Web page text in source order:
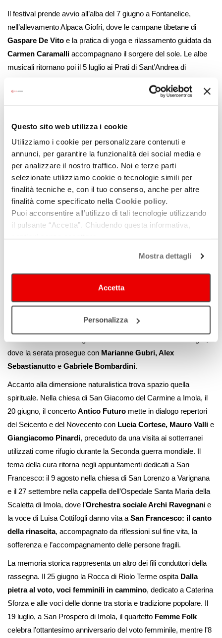
Questo sito web utilizza i cookie
Utilizziamo i cookie per personalizzare contenuti e
annunci, per garantire la funzionalità dei social media e
per analizzare il nostro traffico. Noi e terze parti
selezionate utilizziamo cookie o tecnologie simili per
finalità tecniche e, con il tuo consenso, anche per altre
finalità come specificato nella Cookie policy.
Puoi acconsentire all’utilizzo di tali tecnologie utilizzando
il pulsante “Accetta”. Chiudendo questa informativa,
Mostra dettagli
Accetta
Personalizza
Il festival prende avvio all’alba del 7 giugno a Fontanelice,
nell’allevamento Alpaca Giofri, dove le campane tibetane di
Gaspare De Vito e la pratica di yoga e rilassamento guidata da
Carmen Caramalli accompagnano il sorgere del sole. Le albe
musicali ritornano poi il 5 luglio ai Prati di Sant’Andrea di
protagoniste di un percorso che collega la tradizione medievale
violoncello diEnrico Guerzoni; e il 6 settembre lungo il
Santerno, dove l’arpa di
Qi Gong guidata da
Luciana Bandini
L’attenzione al rapporto tra suono e ambiente attraversa
numerosi appuntamenti del programma. A Firenzuola, il 27
giugno, Luisa Cottifogli, Marianne Gubri e Gaspare De Vito
Pieve di Camaggiore. L’11 luglio l’Oasi del Quadrone di Medicina
accoglieVoci d’acqua e sinfonie selvatiche, escursione
sensoriale tra paesaggio sonoro e performance itinerante con
Luisa Cottifogli e Arianna Lanci. Il giorno successivo il festival
dedicato ad Anita Garibaldi che conduce il pubblico lungo il
dove la serata prosegue con Marianne Gubri, Alex
Sebastianutto e Gabriele Bombardini.
Accanto alla dimensione naturalistica trova spazio quella
spirituale. Nella chiesa di San Giacomo del Carmine a Imola, il
20 giugno, il concerto Antico Futuro mette in dialogo repertori
del Seicento e del Novecento con Lucia Cortese, Mauro Valli e
Giangiacomo Pinardi, preceduto da una visita ai sotterranei
utilizzati come rifugio durante la Seconda guerra mondiale. Il
tema della cura ritorna negli appuntamenti dedicati a San
Francesco: il 9 agosto nella chiesa di San Lorenzo a Varignana
e il 27 settembre nella cappella dell’Ospedale Santa Maria della
Scaletta di Imola, dove l’Orchestra sociale Archi Ravegnani e
la voce di Luisa Cottifogli danno vita a San Francesco: il canto
della rinascita, accompagnato da riflessioni sul fine vita, la
sofferenza e l’accompagnamento delle persone fragili.
La memoria storica rappresenta un altro dei fili conduttori della
rassegna. Il 25 giugno la Rocca di Riolo Terme ospita Dalla
pietra al voto, voci femminili in cammino, dedicato a Caterina
Sforza e alle voci delle donne tra storia e tradizione popolare. Il
19 luglio, a San Prospero di Imola, il quartetto Femme Folk
celebra l’ottantesimo anniversario del voto femminile, mentre l’8